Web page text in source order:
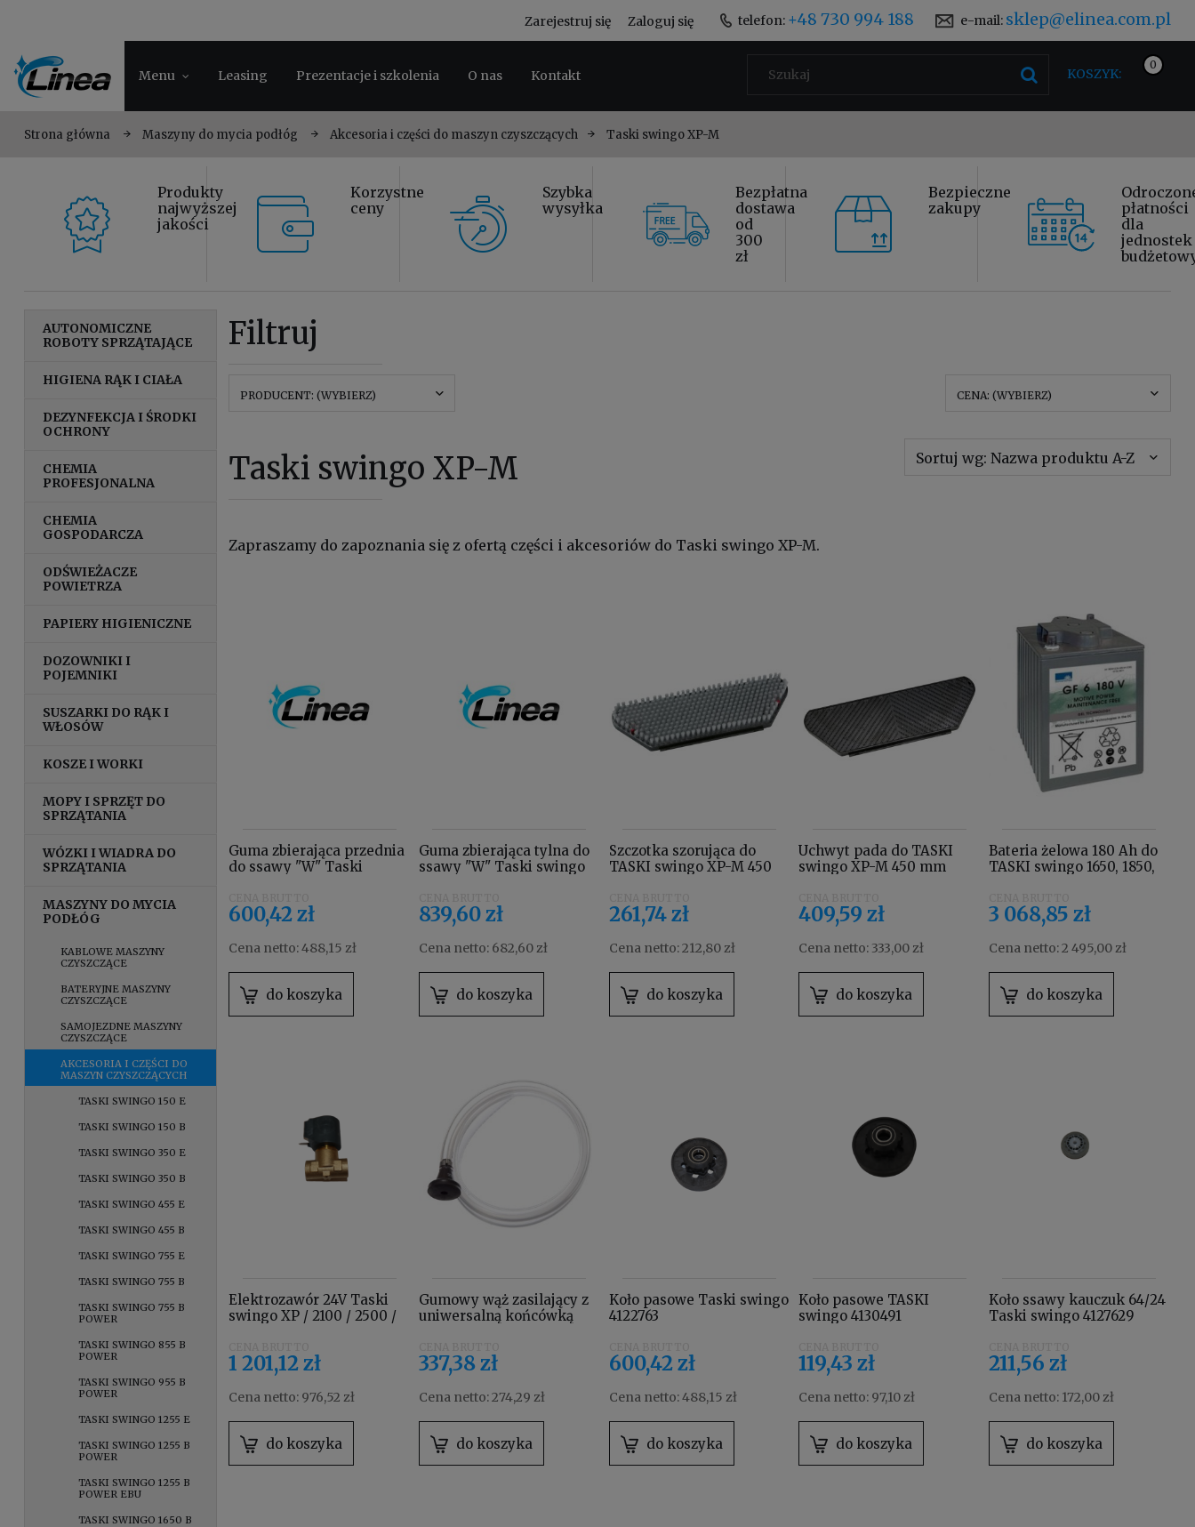
telefon: +48 730 994 188 e-mail: sklep@elinea.com.pl
Zarejestruj się Zaloguj się
Menu Leasing Prezentacje i szkolenia O nas Kontakt KOSZYK:
Strona główna Maszyny do mycia podłóg Akcesoria i części do maszyn czyszczących Taski swingo XP-M
Produkty
najwyższej
jakości
Korzystne
ceny
Szybka
wysyłka
Bezpłatna
dostawa
od
300
zł
Bezpieczne
zakupy
płatności
dla
jednostek
AUTONOMICZNE
ROBOTY SPRZĄTAJĄCE
HIGIENA RĄK I CIAŁA
DEZYNFEKCJA I ŚRODKI
OCHRONY
CHEMIA
PROFESJONALNA
CHEMIA
GOSPODARCZA
ODŚWIEŻACZE
POWIETRZA
PAPIERY HIGIENICZNE
DOZOWNIKI I
POJEMNIKI
SUSZARKI DO RĄK I
WŁOSÓW
KOSZE I WORKI
MOPY I SPRZĘT DO
SPRZĄTANIA
WÓZKI I WIADRA DO
SPRZĄTANIA
MASZYNY DO MYCIA
PODŁÓG
KABLOWE MASZYNY
CZYSZCZĄCE
BATERYJNE MASZYNY
CZYSZCZĄCE
SAMOJEZDNE MASZYNY
CZYSZCZĄCE
AKCESORIA I CZĘŚCI DO
MASZYN CZYSZCZĄCYCH
TASKI SWINGO 150 E
TASKI SWINGO 150 B
TASKI SWINGO 350 E
TASKI SWINGO 350 B
TASKI SWINGO 455 E
TASKI SWINGO 455 B
TASKI SWINGO 755 E
TASKI SWINGO 755 B
TASKI SWINGO 755 B
POWER
TASKI SWINGO 855 B
POWER
TASKI SWINGO 955 B
POWER
TASKI SWINGO 1255 E
TASKI SWINGO 1255 B
POWER
TASKI SWINGO 1255 B
POWER EBU
TASKI SWINGO 1650 B
Filtruj
PRODUCENT: (WYBIERZ) CENA: (WYBIERZ)
Taski swingo XP-M Sortuj wg:Nazwa produktu A-Z
Zapraszamy do zapoznania się z ofertą części i akcesoriów do Taski swingo XP-M.
Guma zbierająca przednia
do ssawy "W" Taski
600,42 zł
Cena netto:488,15 zł
do koszyka
Guma zbierająca tylna do
ssawy "W" Taski swingo
839,60 zł
Cena netto: 682,60 zł
do koszyka
Szczotka szorująca do
TASKI swingo XP-M 450
261,74 zł
Cena netto:212,80 zł
do koszyka
Uchwyt pada do TASKI
swingo XP-M 450 mm
409,59 zł
Cena netto: 333,00 zł
do koszyka
Bateria żelowa 180 Ah do
TASKI swingo 1650, 1850,
3 068,85 zł
Cena netto:2 495,00 zł
do koszyka
Elektrozawór 24V Taski
swingo XP / 2100 / 2500 /
1 201,12 zł
Cena netto: 976,52 zł
do koszyka
Gumowy wąż zasilający z
uniwersalną końcówką
337,38 zł
Cena netto:274,29 zł
do koszyka
Koło pasowe Taski swingo
4122763
600,42 zł
Cena netto:488,15 zł
do koszyka
Koło pasowe TASKI
swingo 4130491
119,43 zł
Cena netto: 97,10 zł
do koszyka
Koło ssawy kauczuk 64/24
Taski swingo 4127629
211,56 zł
Cena netto: 172,00 zł
do koszyka